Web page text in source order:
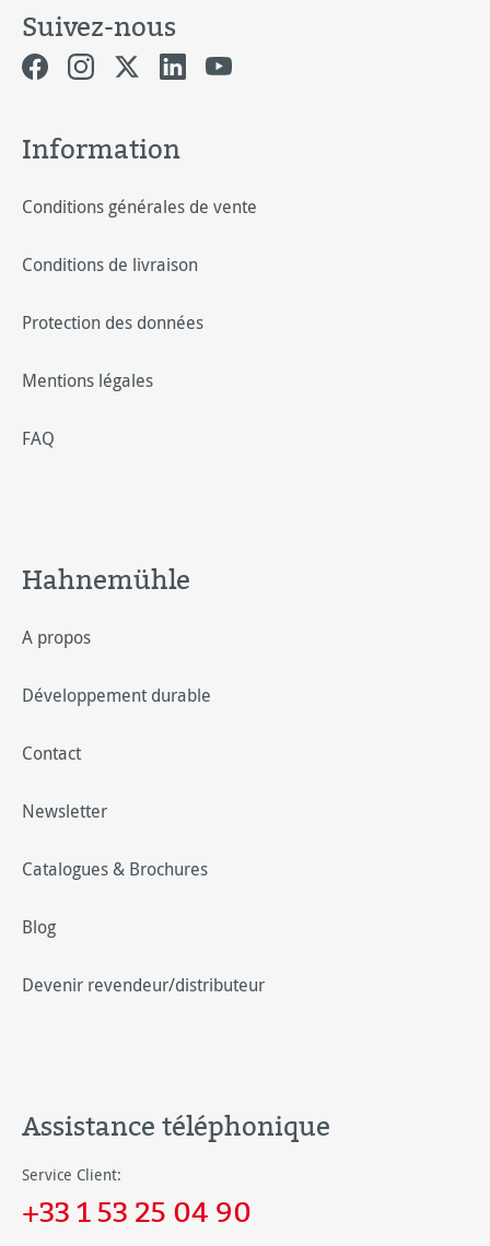
Suivez-nous
Information
Conditions générales de vente
Conditions de livraison
Protection des données
Mentions légales
FAQ
Hahnemühle
A propos
Développement durable
Contact
Newsletter
Catalogues & Brochures
Blog
Devenir revendeur/distributeur
Assistance téléphonique
Service Client:
+33 1 53 25 04 90